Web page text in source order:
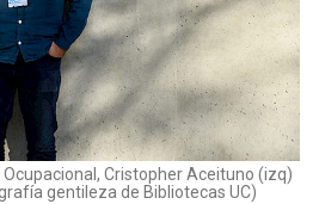
Ocupacional, Cristopher Aceituno (izq)
gentileza de Bibliotecas UC)